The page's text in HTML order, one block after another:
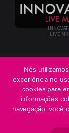
LIVE
© 2026 Cosmetic
Termos de
Nós
experiência no
cookies para
informações
navegação, você